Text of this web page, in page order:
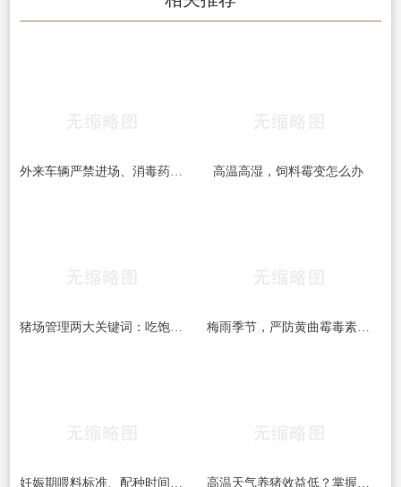
外来车辆严禁进场、消毒药品每周更换：中小猪场这些防疫红线，一条都不能破 高温高湿，饲料霉变怎么办
猪场管理两大关键词：吃饱和干燥，做到位了效益差不少 梅雨季节，严防黄曲霉毒素的危害！！！